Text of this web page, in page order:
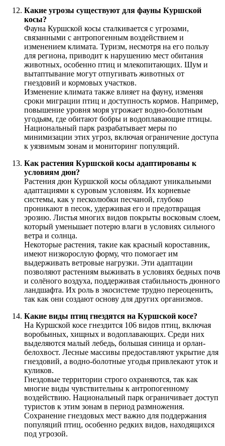
Какие угрозы существуют для фауны Куршской
косы?
Фауна Куршской косы сталкивается с угрозами,
связанными с антропогенным воздействием и
изменением климата. Туризм, несмотря на его пользу
для региона, приводит к нарушению мест обитания
животных, особенно птиц и млекопитающих. Шум и
вытаптывание могут отпугивать животных от
гнездовий и кормовых участков.
Изменение климата также влияет на фауну, изменяя
сроки миграции птиц и доступность кормов. Например,
повышение уровня моря угрожает водно-болотным
угодьям, где обитают бобры и водоплавающие птицы.
Национальный парк разрабатывает меры по
минимизации этих угроз, включая ограничение доступа
к уязвимым зонам и мониторинг популяций.
Как растения Куршской косы адаптированы к
условиям дюн?
Растения дюн Куршской косы обладают уникальными
адаптациями к суровым условиям. Их корневые
системы, как у песколюбки песчаной, глубоко
проникают в песок, удерживая его и предотвращая
эрозию. Листья многих видов покрыты восковым слоем,
который уменьшает потерю влаги в условиях сильного
ветра и солнца.
Некоторые растения, такие как красный короставник,
имеют низкорослую форму, что помогает им
выдерживать ветровые нагрузки. Эти адаптации
позволяют растениям выживать в условиях бедных почв
и солёного воздуха, поддерживая стабильность дюнного
ландшафта. Их роль в экосистеме трудно переоценить,
так как они создают основу для других организмов.
Какие виды птиц гнездятся на Куршской косе?
На Куршской косе гнездится 106 видов птиц, включая
воробьиных, хищных и водоплавающих. Среди них
выделяются малый лебедь, большая синица и орлан-
белохвост. Лесные массивы предоставляют укрытие для
гнездовий, а водно-болотные угодья привлекают уток и
куликов.
Гнездовые территории строго охраняются, так как
многие виды чувствительны к антропогенному
воздействию. Национальный парк ограничивает доступ
туристов к этим зонам в период размножения.
Сохранение гнездовых мест важно для поддержания
популяций птиц, особенно редких видов, находящихся
под угрозой.